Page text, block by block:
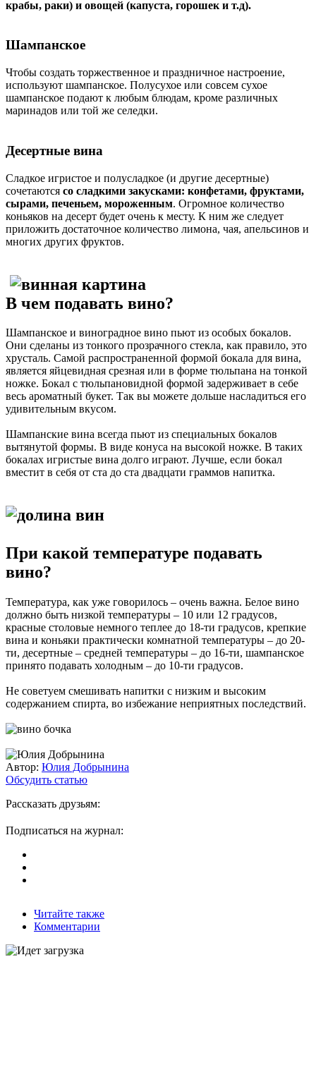
крабы, раки) и овощей (капуста, горошек и т.д).
Шампанское
Чтобы создать торжественное и праздничное настроение,
используют шампанское. Полусухое или совсем сухое
шампанское подают к любым блюдам, кроме различных
маринадов или той же селедки.
Десертные вина
Сладкое игристое и полусладкое (и другие десертные)
сочетаются со сладкими закусками: конфетами, фруктами,
сырами, печеньем, мороженным. Огромное количество
коньяков на десерт будет очень к месту. К ним же следует
приложить достаточное количество лимона, чая, апельсинов и
многих других фруктов.
В чем подавать вино?
Шампанское и виноградное вино пьют из особых бокалов.
Они сделаны из тонкого прозрачного стекла, как правило, это
хрусталь. Самой распространенной формой бокала для вина,
является яйцевидная срезная или в форме тюльпана на тонкой
ножке. Бокал с тюльпановидной формой задерживает в себе
весь ароматный букет. Так вы можете дольше насладиться его
удивительным вкусом.
Шампанские вина всегда пьют из специальных бокалов
вытянутой формы. В виде конуса на высокой ножке. В таких
бокалах игристые вина долго играют. Лучше, если бокал
вместит в себя от ста до ста двадцати граммов напитка.
При какой температуре подавать
вино?
Температура, как уже говорилось – очень важна. Белое вино
должно быть низкой температуры – 10 или 12 градусов,
красные столовые немного теплее до 18-ти градусов, крепкие
вина и коньяки практически комнатной температуры – до 20-
ти, десертные – средней температуры – до 16-ти, шампанское
принято подавать холодным – до 10-ти градусов.
Не советуем смешивать напитки с низким и высоким
содержанием спирта, во избежание неприятных последствий.
Автор: Юлия Добрынина
Обсудить статью
Рассказать друзьям:
Подписаться на журнал:
Читайте также
Комментарии